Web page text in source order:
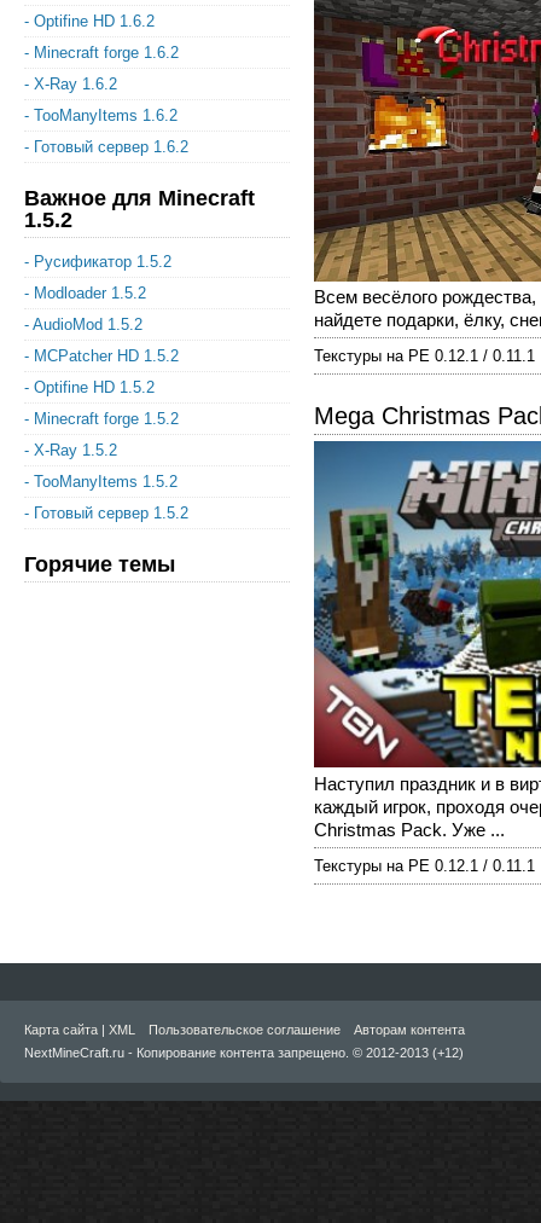
- Optifine HD 1.6.2
- Minecraft forge 1.6.2
- X-Ray 1.6.2
- TooManyItems 1.6.2
- Готовый сервер 1.6.2
Важное для Minecraft
1.5.2
- Русификатор 1.5.2
- Modloader 1.5.2
- AudioMod 1.5.2
- MCPatcher HD 1.5.2
- Optifine HD 1.5.2
- Minecraft forge 1.5.2
- X-Ray 1.5.2
- TooManyItems 1.5.2
- Готовый сервер 1.5.2
Горячие темы
Всем весёлого
найдете подарки, ёлку,
Текстуры на PE 0.12.1 /
Mega Christmas
Наступил праздник и в
каждый игрок, проходя
Christmas Pack. Уже ...
Текстуры на PE 0.12.1 /
Карта сайта | XML Пользовательское соглашение
Авторам контента
NextMineCraft.ru - Копирование контента запрещено. © 2012-2013 (+12)